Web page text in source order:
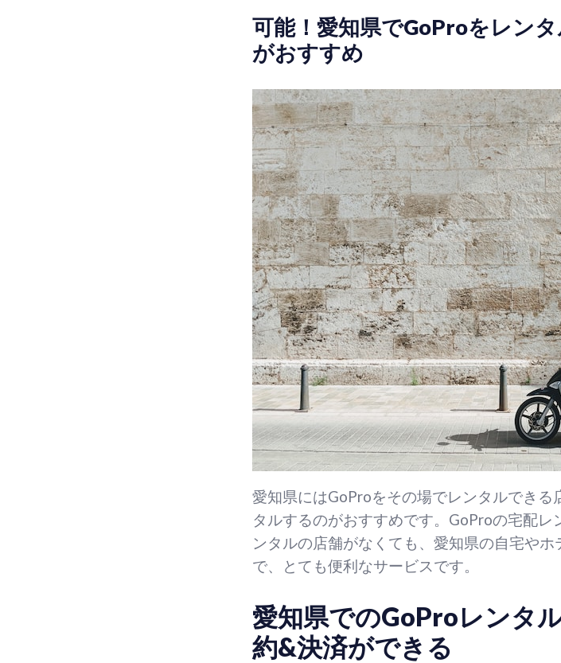
可能！愛知県でGoProをレン
がおすすめ
愛知県にはGoProをその場でレンタルでき
タルするのがおすすめです。GoProの宅配
ンタルの店舗がなくても、愛知県の自宅や
で、とても便利なサービスです。
愛知県でのGoProレンタ
約&決済ができる